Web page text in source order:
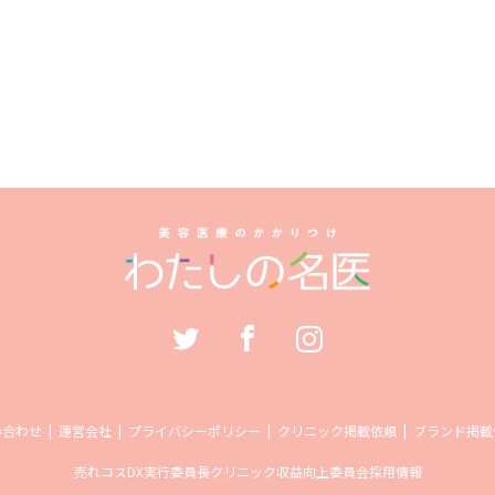
わせ 運営会社 プライバシーポリシー クリニック掲載依頼 ブランド掲
売れコスDX実行委員長クリニック収益向上委員会採用情報